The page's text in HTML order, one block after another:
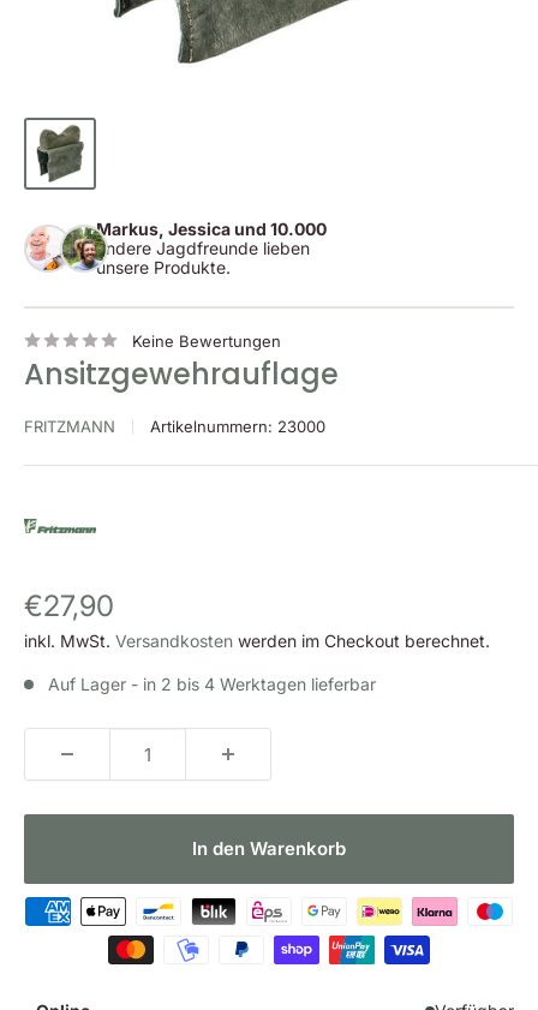
Markus, Jessica und 10.000
andere Jagdfreunde lieben
unsere Produkte.
Keine Bewertungen
Ansitzgewehrauflage
FRITZMANN Artikelnummern: 23000
Sonderpreis
€27,90
inkl. MwSt. Versandkosten werden im Checkout berechnet.
Auf Lager - in 2 bis 4 Werktagen lieferbar
In den Warenkorb